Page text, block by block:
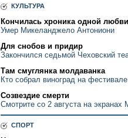
КУЛЬТУРА
Кончилась хроника одной любви
Умер Микеланджело Антониони
Для снобов и придир
Закончился седьмой Чеховский
Там смуглянка молдаванка
Кто собрал виноград на
Созвездие смерти
Смотрите со 2 августа на экранах
СПОРТ